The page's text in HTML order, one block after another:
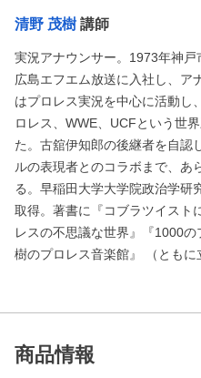
清野 茂樹 講師
実況アナウンサー。1973年神
広島エフエム放送に入社し、ア
はプロレス実況を中心に活動し
ロレス、WWE、UCFという世
た。古舘伊知郎の後継者を自認
ルの表現者とのコラボまで、あ
る。早稲田大学大学院政治学研
取得。著書に『コブラツイスト
レスの不思議な世界』『1000
樹のプロレス音楽館』 （ともに
商品情報